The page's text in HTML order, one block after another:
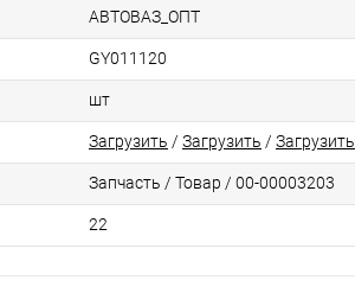
АВТОВАЗ_ОПТ
GY011120
шт
Загрузить / Загрузить / Загрузить
Запчасть / Товар / 00-00003203
22